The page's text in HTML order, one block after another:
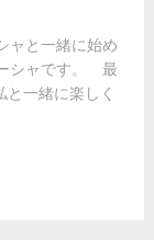
ャと一緒に始め
シャです。 最
一緒に楽しく